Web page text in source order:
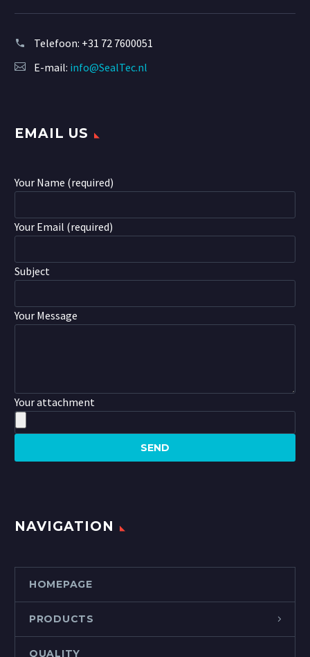
Telefoon: +31 72 7600051
E-mail: info@SealTec.nl
EMAIL US
Your Name (required)
Your Email (required)
Subject
Your Message
Your attachment
NAVIGATION
HOMEPAGE
PRODUCTS
QUALITY